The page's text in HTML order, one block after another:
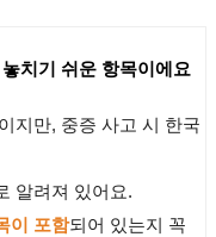
치기 쉬운 항목이에요
지만, 중증 사고 시 한국
알려져 있어요.
이 포함되어 있는지 꼭